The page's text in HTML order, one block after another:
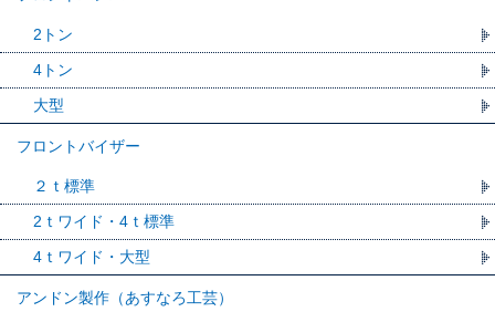
2トン
4トン
大型
フロントバイザー
２ｔ標準
2ｔワイド・4ｔ標準
4ｔワイド・大型
アンドン製作（あすなろ工芸）